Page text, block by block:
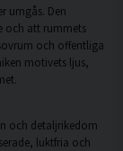
umgås. Den
och att rummets
och offentliga
motivets ljus,
och detaljrikedom
luktfria och